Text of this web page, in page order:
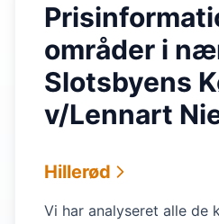
områder i
Slotsbyens
v/Lennart
Hillerød
Vi har analyseret alle de